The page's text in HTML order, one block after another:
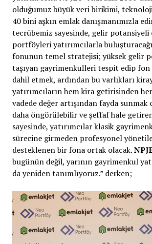
olduğumuz büyük veri birikimi,
40 bini aşkın emlak danışmanımızla
tecrübemiz sayesinde, gelir potansiyeli
portföyleri yatırımcılarla
fonunun temel stratejisi; yüksek gelir
taşıyan gayrimenkulleri tespit edip
dahil etmek, ardından bu varlıkları
yatırımcıların hem kira getirisinden
vadede değer artışından fayda sunmak
daha öngörülebilir ve şeffaf hale
sayesinde, yatırımcılar klasik
sürecine girmeden profesyonel
desteklenen bir fona ortak olacak.
bugünün değil, yarının gayrimenkul
da yeniden tanımlıyoruz.” derken;